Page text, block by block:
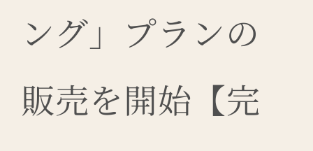
ング」プランの
販売を開始【完